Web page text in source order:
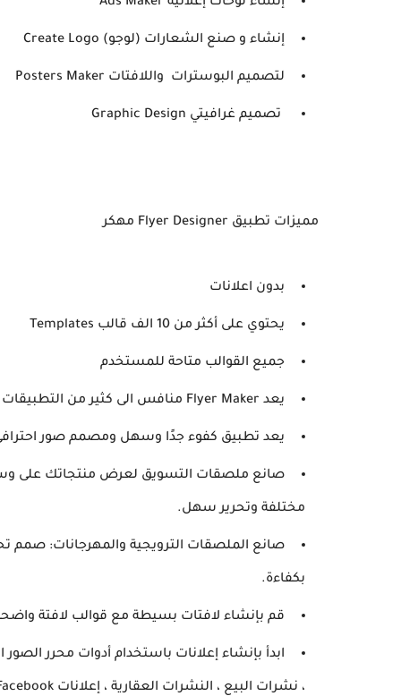
إنشاء و صنع الشعارات (لوجو) Create Logo
لتصميم البوسترات واللافتات Posters Maker
تصميم غرافيتي Graphic Design
مميزات تطبيق Flyer Designer مهكر
بدون اعلانات
يحتوي على أكثر من 10 الف قالب Templates
جميع القوالب متاحة للمستخدم
يعد Flyer Maker منافس الى كثير من التطبيقات على جهاز الكمبيوتر
يعد تطبيق كفوء جدًا وسهل ومصمم صور
صانع ملصقات التسويق لعرض منتجاتك على
مختلفة وتحرير سهل.
صانع الملصقات الترويجية والمهرجانات: صمم
بكفاءة.
قم بإنشاء لافتات بسيطة مع قوالب لافتة واضحة
ابدأ بإنشاء إعلانات باستخدام أدوات محرر
، نشرات البيع ، النشرات العقارية ، إعلانات Facebook ، إلخ.